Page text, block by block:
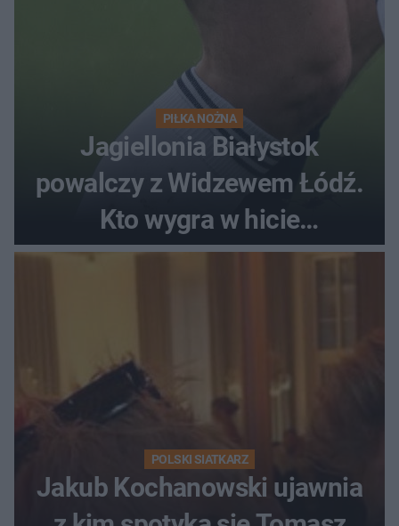
PIŁKA NOŻNA
Jagiellonia Białystok
powalczy z Widzewem Łódź.
Kto wygra w hicie
Ekstraklasy?
POLSKI SIATKARZ
Jakub Kochanowski ujawnia